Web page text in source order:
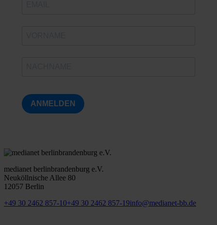
ANMELDEN
medianet berlinbrandenburg e.V.
Neuköllnische Allee 80
12057 Berlin
+49 30 2462 857-10+49 30 2462 857-19info@medianet-bb.de